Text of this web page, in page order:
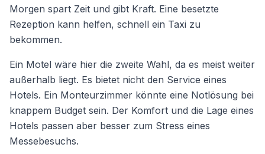
Morgen spart Zeit und gibt Kraft. Eine besetzte
Rezeption kann helfen, schnell ein Taxi zu
bekommen.
Ein Motel wäre hier die zweite Wahl, da es meist weiter
außerhalb liegt. Es bietet nicht den Service eines
Hotels. Ein Monteurzimmer könnte eine Notlösung bei
knappem Budget sein. Der Komfort und die Lage eines
Hotels passen aber besser zum Stress eines
Messebesuchs.